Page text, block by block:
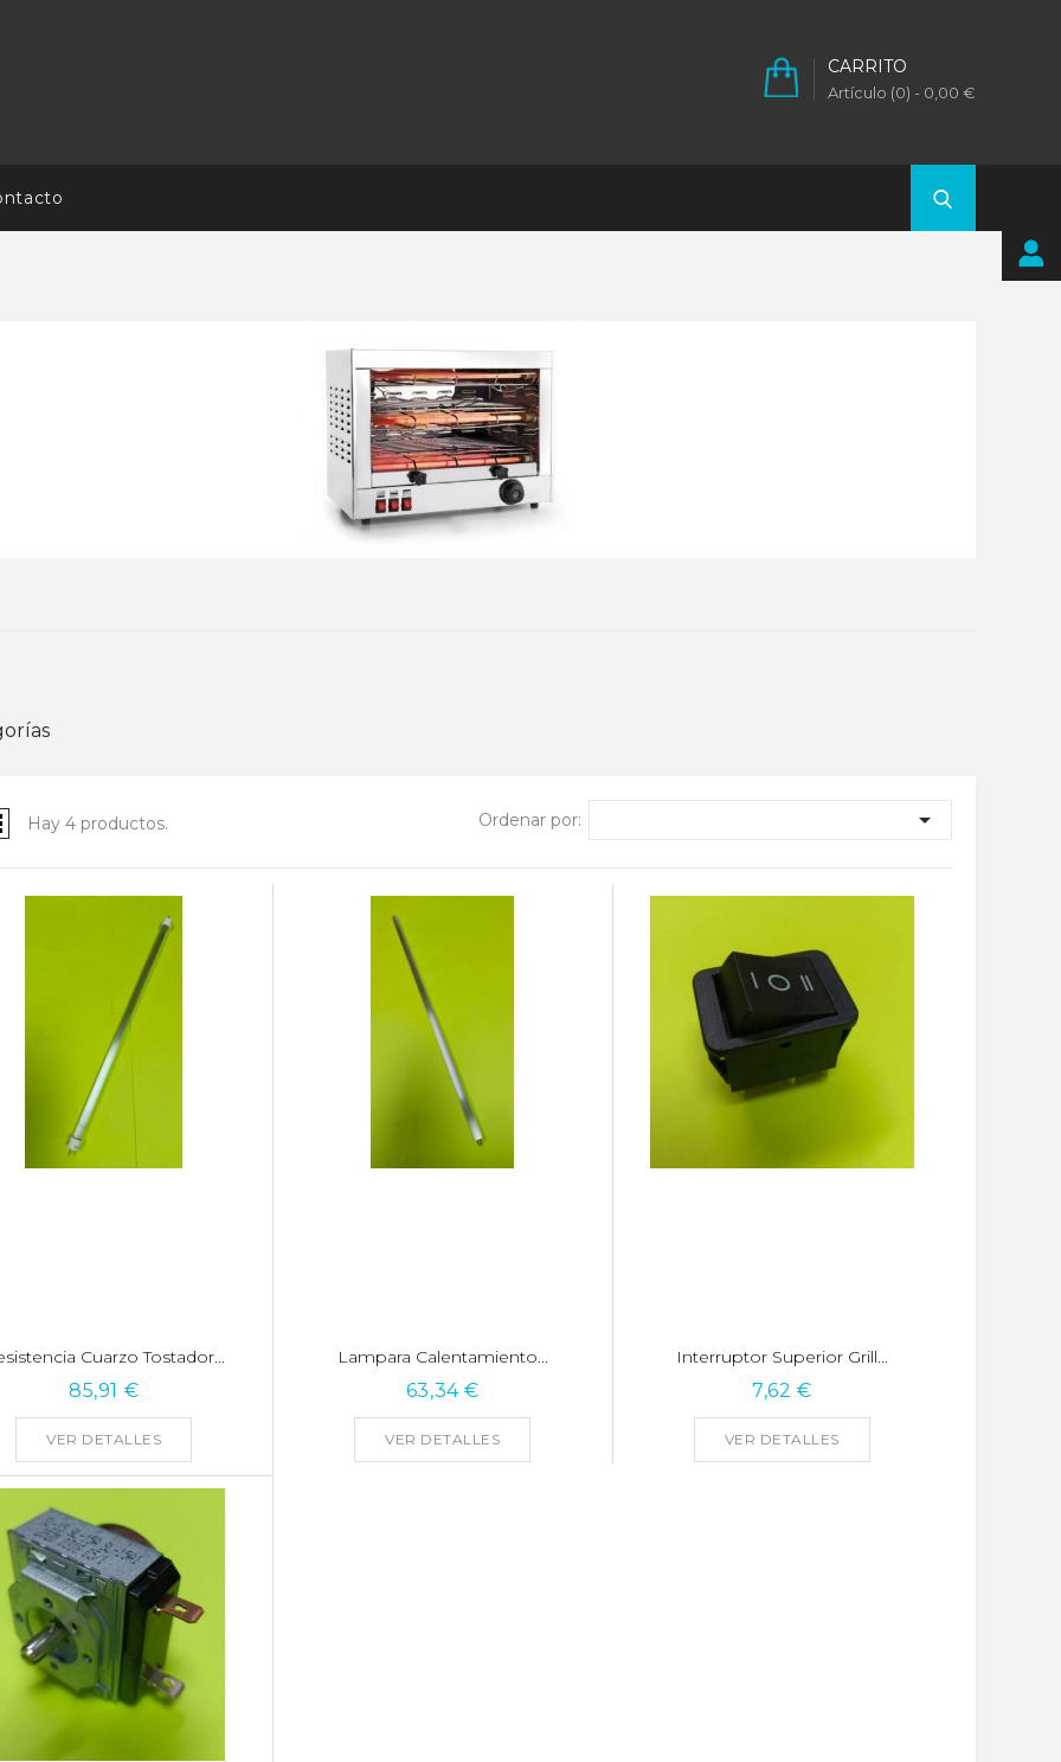
CARRITO
Artículo (0) - 0,00 €
Hay 4 productos. Ordenar por: 
Cuarzo Tostador...
85,91 €
VER DETALLES
Lampara Calentamiento...
63,34 €
VER DETALLES
Interruptor Superior Grill...
7,62 €
VER DETALLES